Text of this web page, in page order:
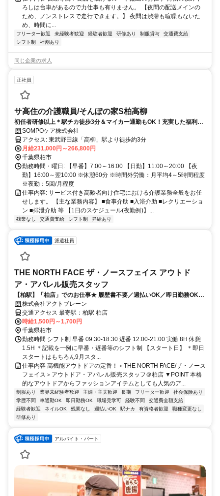
ろしは台車があるので力仕事も有りません。 【夜間の配送メインの
ため、ノンストレスで走行できます。】 夜間は渋滞も喧噪もないた
め、時間に...
フリーター歓迎 未経験者歓迎 経験者歓迎 研修あり 制服貸与
交通費支給
シフト制
社割あり
同じ企業の求人
正社員
サ高住の介護職員/そんぽの家S柏高柳
初任者研修以上＊駅チカ徒歩3分＆マイカー通勤もOK！充実した福利厚
生制度が魅力の事業所です♪
SOMPOケア株式会社
アクセス: 東武野田線「高柳」駅より徒歩約3分
月給231,000円～266,800円
千葉県柏市
勤務時間・曜日: 【早番】7:00～16:00 【日勤】11:00～20:00 【夜
勤】16:00～翌10:00 ※休憩60分 ※時間外労働：月平均4～5時間程度
※夜勤：5回/月程度
仕事内容: サービス付き高齢者向け住宅における介護業務全般をお任
せします。 【主な業務内容】 ■食事介助 ■入浴介助 ■レクリエーショ
ン ■排泄介助 等 【1日のスケジュール(夜勤例)】...
残業なし 交通費支給 シフト制 昇給あり
派遣社員
THE NORTH FACE ザ・ノースフェイス アウトド
ア・アパレル販売スタッフ
【柏駅】「柏店」でのお仕事★ 履歴書不要／週払いOK／即日勤務OK／
学歴不問／交通費支給
株式会社アクトブレーン
交通アクセス 最寄駅：柏駅 柏店
時給1,500円～1,700円
千葉県柏市
勤務時間 シフト制 早番 09:30-18:30 遅番 12:00-21:00 実働 8H 休憩
1.5H ＊記載を一例に早番・遅番等のシフト制 【スタート日】 ＊即日
スタートはもちろん9月スタ...
仕事内容 高機能アウトドアの定番！＜THE NORTH FACE/ザ・ノース
フェイス＞アウトドア・アパレル販売スタッフ＠柏店 ▼POINT 本格
的なアウトドアからファッションアイテムとしても人気のア...
制服あり 業界未経験者歓迎 主婦・主夫歓迎 長期 フリーター歓迎
社会保険あり
学歴不問
車通勤OK 即日勤務OK 職場見学可 経験不問
交通費全額支給
経験者歓迎
ネイルOK 残業なし 週払いOK 駅ナカ 有資格者歓迎
職種変更なし
研修あり
アルバイト・パート